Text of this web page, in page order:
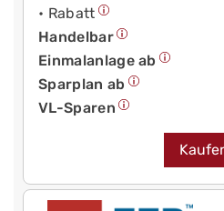
• Rabatt
Handelbar
Einmalanlage ab
Sparplan ab
VL-Sparen